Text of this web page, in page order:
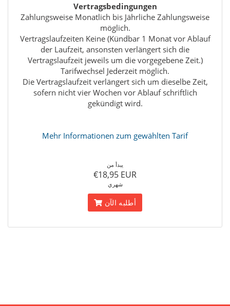
Vertragsbedingungen
Zahlungsweise Monatlich bis Jährliche Zahlungsweise
möglich.
Vertragslaufzeiten Keine (Kündbar 1 Monat vor Ablauf
der Laufzeit, ansonsten verlängert sich die
Vertragslaufzeit jeweils um die vorgegebene Zeit.)
Tarifwechsel Jederzeit möglich.
Die Vertragslaufzeit verlängert sich um dieselbe Zeit,
sofern nicht vier Wochen vor Ablauf schriftlich
gekündigt wird.
Mehr Informationen zum gewählten Tarif
يبدأ من
€18,95 EUR
شهري
أطلبه الآن